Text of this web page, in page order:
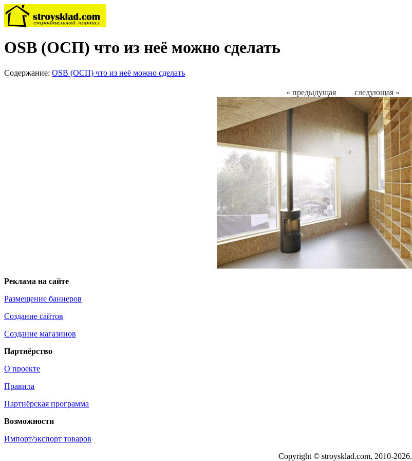
OSB (ОСП) что из неё можно сделать
Содержание: OSB (ОСП) что из неё можно сделать
« предыдущая следующая »
Реклама на сайте
Размещение баннеров
Создание сайтов
Создание магазинов
Партнёрство
О проекте
Правила
Партнёрская программа
Возможности
Импорт/экспорт товаров
Copyright © stroysklad.com, 2010-2026.